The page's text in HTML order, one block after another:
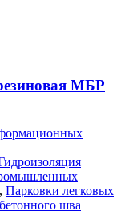
МБР
, Парковки легковых
шва